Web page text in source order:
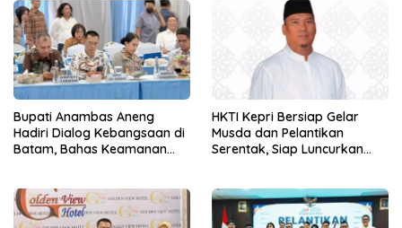
Bupati Anambas Aneng
Hadiri Dialog Kebangsaan di
Batam, Bahas Keamanan
HKTI Kepri Bersiap Gelar
Musda dan Pelantikan
Serentak, Siap Luncurkan